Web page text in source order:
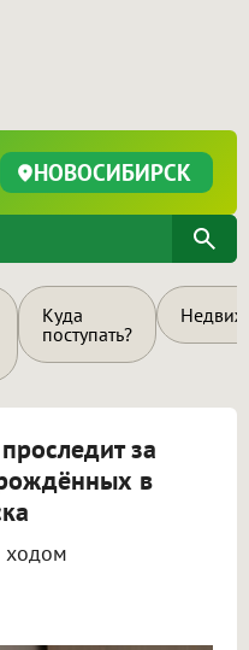
НОВОСИБИРСК
Куда
поступать?
за
в
ходом